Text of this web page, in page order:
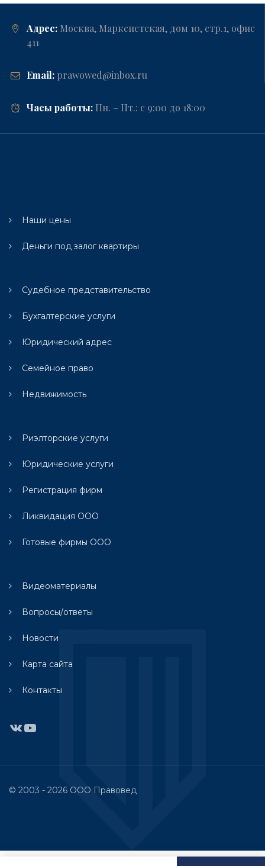
Адрес: Москва, Марксистская, дом 10, стр.1, офис
411
Email: prawowed@inbox.ru
Часы работы: Пн. – Пт.: с 9:00 до 18:00
Наши цены
Деньги под залог квартиры
Судебное представительство
Бухгалтерские услуги
Юридический адрес
Семейное право
Недвижимость
Риэлторские услуги
Юридические услуги
Регистрация фирм
Ликвидация ООО
Готовые фирмы ООО
Видеоматериалы
Вопросы/ответы
Новости
Карта сайта
Контакты
ВКонтакте
YouTube
© 2003 - 2026 ООО Правовед